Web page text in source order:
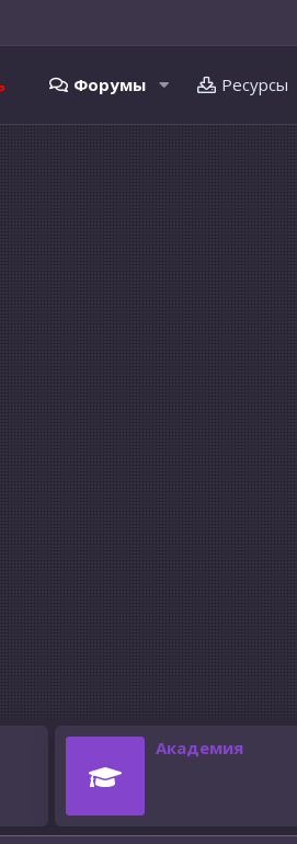
Форумы Ресурсы
Академия